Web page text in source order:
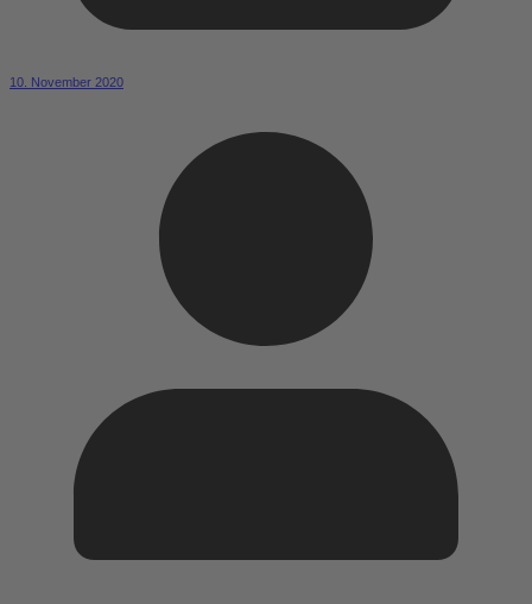
10. November 2020